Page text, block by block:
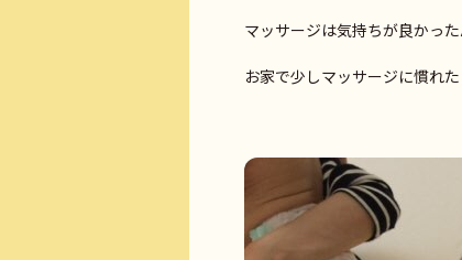
マッサージは気持ちが良かっ
お家で少しマッサージに慣れ